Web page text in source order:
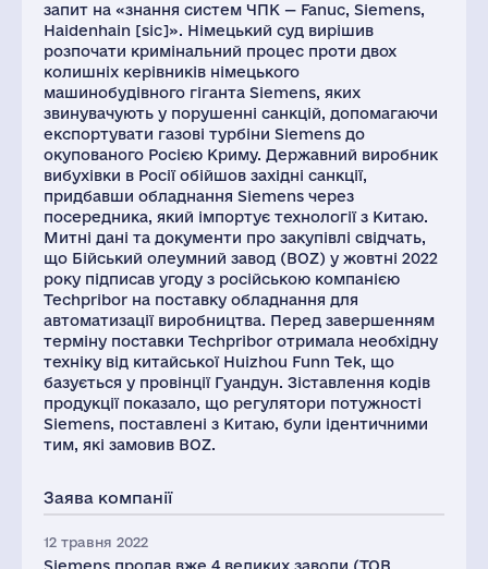
запит на «знання систем ЧПК — Fanuc, Siemens,
Haidenhain [sic]». Німецький суд вирішив
розпочати кримінальний процес проти двох
колишніх керівників німецького
машинобудівного гіганта Siemens, яких
звинувачують у порушенні санкцій, допомагаючи
експортувати газові турбіни Siemens до
окупованого Росією Криму. Державний виробник
вибухівки в Росії обійшов західні санкції,
придбавши обладнання Siemens через
посередника, який імпортує технології з Китаю.
Митні дані та документи про закупівлі свідчать,
що Бійський олеумний завод (BOZ) у жовтні 2022
року підписав угоду з російською компанією
Techpribor на поставку обладнання для
автоматизації виробництва. Перед завершенням
терміну поставки Techpribor отримала необхідну
техніку від китайської Huizhou Funn Tek, що
базується у провінції Гуандун. Зіставлення кодів
продукції показало, що регулятори потужності
Siemens, поставлені з Китаю, були ідентичними
тим, які замовив BOZ.
Заява компанії
12 травня 2022